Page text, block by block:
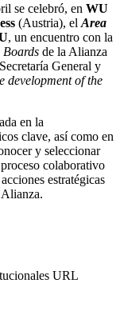
se celebró, en WU
(Austria), el Area
, un encuentro con la
Boards de la Alianza
General y
development of the
en la
clave, así como en
y seleccionar
colaborativo
estratégicas
URL